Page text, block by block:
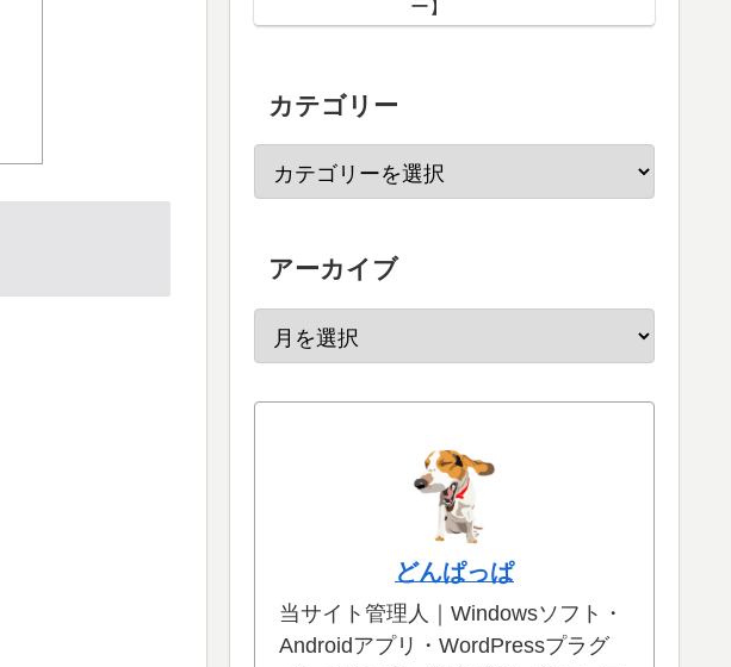
ー】
カテゴリー
アーカイブ
どんぱっぱ
当サイト管理人｜Windowsソフト・
Androidアプリ・WordPressプラグ